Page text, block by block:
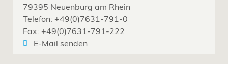
79395 Neuenburg am Rhein
Telefon: +49(0)7631-791-0
Fax: +49(0)7631-791-222
E-Mail senden